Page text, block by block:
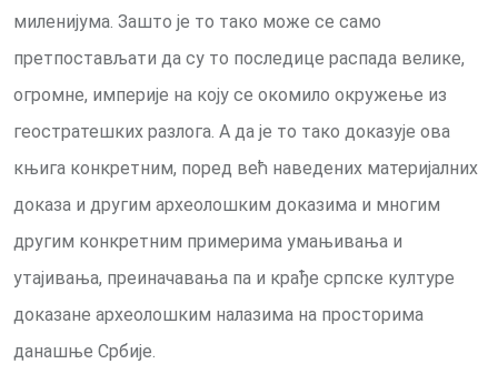
миленијума. Зашто је то тако може се само
претпостављати да су то последице распада велике,
огромне, империје на коју се окомило окружење из
геостратешких разлога. А да је то тако доказује ова
књига конкретним, поред већ наведених материјалних
доказа и другим археолошким доказима и многим
другим конкретним примерима умањивања и
утајивања, преиначавања па и крађе српске културе
доказане археолошким налазима на просторима
данашње Србије.